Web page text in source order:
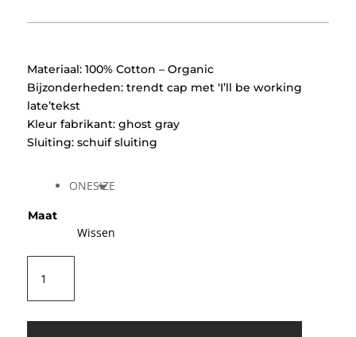
Materiaal: 100% Cotton – Organic
Bijzonderheden: trendt cap met ‘I’ll be working
late’tekst
Kleur fabrikant: ghost gray
Sluiting: schuif sluiting
Maat
ONESIZE
Wissen
SLFWinny
Slogan
Cap